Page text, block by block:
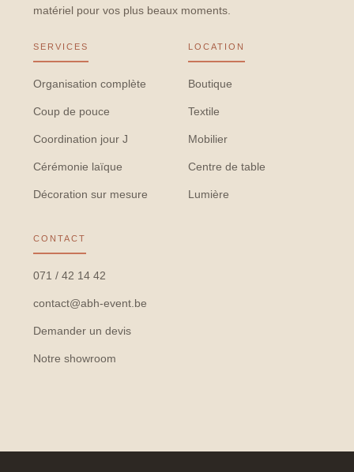
matériel pour vos plus beaux moments.
SERVICES
Organisation complète
Coup de pouce
Coordination jour J
Cérémonie laïque
Décoration sur mesure
LOCATION
Boutique
Textile
Mobilier
Centre de table
Lumière
CONTACT
071 / 42 14 42
contact@abh-event.be
Demander un devis
Notre showroom